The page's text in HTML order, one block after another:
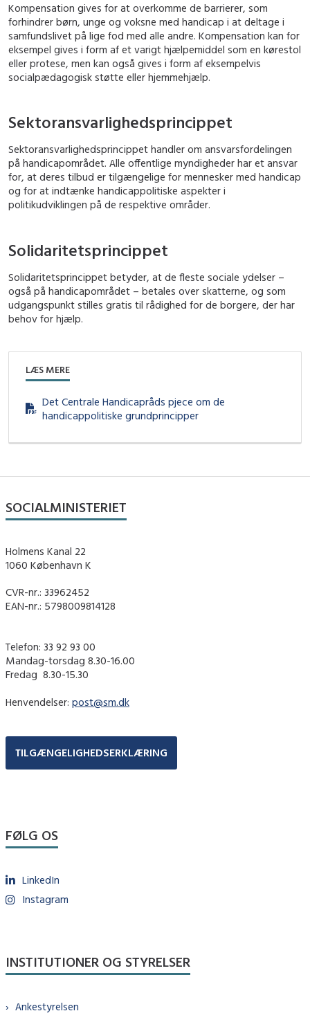
Kompensation gives for at overkomme de barrierer, som
forhindrer børn, unge og voksne med handicap i at deltage i
samfundslivet på lige fod med alle andre. Kompensation kan for
eksempel gives i form af et varigt hjælpemiddel som en kørestol
eller protese, men kan også gives i form af eksempelvis
socialpædagogisk støtte eller hjemmehjælp.
Sektoransvarlighedsprincippet
Sektoransvarlighedsprincippet handler om ansvarsfordelingen
på handicapområdet. Alle offentlige myndigheder har et ansvar
for, at deres tilbud er tilgængelige for mennesker med handicap
og for at indtænke handicappolitiske aspekter i
politikudviklingen på de respektive områder.
Solidaritetsprincippet
Solidaritetsprincippet betyder, at de fleste sociale ydelser –
også på handicapområdet – betales over skatterne, og som
udgangspunkt stilles gratis til rådighed for de borgere, der har
behov for hjælp.
LÆS MERE
Det Centrale Handicapråds pjece om de
handicappolitiske grundprincipper
SOCIALMINISTERIET
Holmens Kanal 22
1060 København K
CVR-nr.: 33962452
EAN-nr.: 5798009814128
Telefon: 33 92 93 00
Mandag-torsdag 8.30-16.00
Fredag ​ 8.30-15.30
Henvendelser: post@sm.dk
TILGÆNGELIGHEDSERKLÆRING
FØLG OS
LinkedIn
Instagram
INSTITUTIONER OG STYRELSER
Ankestyrelsen